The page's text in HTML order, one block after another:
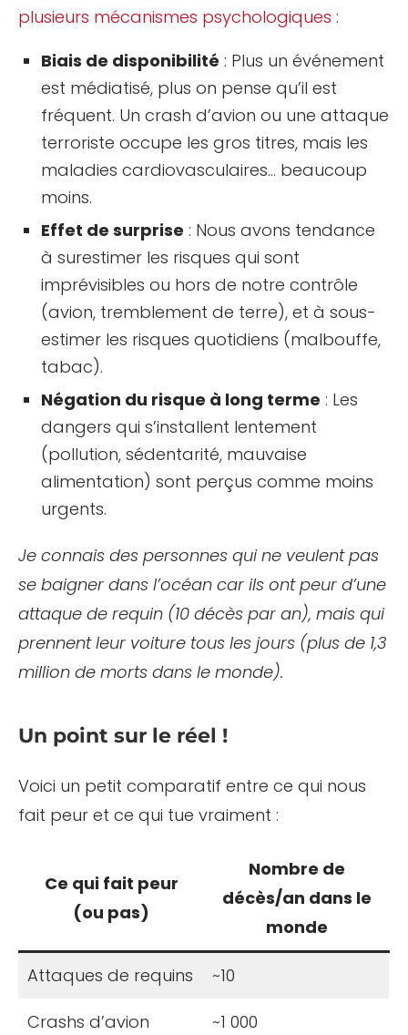
plusieurs mécanismes psychologiques :
Biais de disponibilité : Plus un événement
est médiatisé, plus on pense qu’il est
fréquent. Un crash d’avion ou une attaque
terroriste occupe les gros titres, mais les
maladies cardiovasculaires… beaucoup
moins.
Effet de surprise : Nous avons tendance
à surestimer les risques qui sont
imprévisibles ou hors de notre contrôle
(avion, tremblement de terre), et à sous-
estimer les risques quotidiens (malbouffe,
tabac).
Négation du risque à long terme : Les
dangers qui s’installent lentement
(pollution, sédentarité, mauvaise
alimentation) sont perçus comme moins
urgents.
Je connais des personnes qui ne veulent pas
se baigner dans l’océan car ils ont peur d’une
attaque de requin (10 décès par an), mais qui
prennent leur voiture tous les jours (plus de 1,3
million de morts dans le monde).
Un point sur le réel !
Voici un petit comparatif entre ce qui nous
fait peur et ce qui tue vraiment :
Ce qui fait peur
(ou pas)
Nombre de
décès/an dans le
monde
Attaques de requins ~10
Crashs d’avion ~1 000